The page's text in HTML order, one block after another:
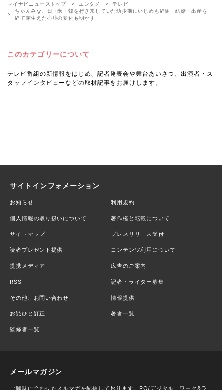
マイナビニューストップ エンタメ
テレビ
ちゃんみな、日・米・韓を行き来していた幼少期にいじめも経験 結婚・出産を
経て芽生えた心境の変化も明かす
このカテゴリーについて
テレビ番組の新情報をはじめ、記者発表会や舞台あいさつ、出演者・ス
タッフインタビューなどの取材記事をお届けします。
サイトインフォメーション
お知らせ 利用規約
個人情報の取り扱いについて 著作権と転載について
サイトマップ プレスリリース受付
読者プレゼント提供 コンテンツ利用について
提携メディア 広告のご案内
RSS 記者・ライター募集
その他、お問い合わせ 情報提供
お詫びと訂正 著者一覧
監修者一覧
メールマガジン
ご興味に合わせたメルマガを配信しております。PC/デジタル、ワーク&ラ